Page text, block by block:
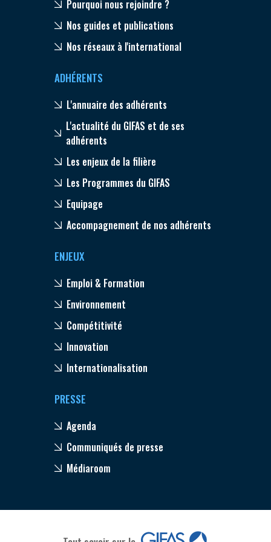
Pourquoi nous rejoindre ?
Nos guides et publications
Nos réseaux à l'international
ADHÉRENTS
L'annuaire des adhérents
L'actualité du GIFAS et de ses
adhérents
Les enjeux de la filière
Les Programmes du GIFAS
Equipage
Accompagnement de nos adhérents
ENJEUX
Emploi & Formation
Environnement
Compétitivité
Innovation
Internationalisation
PRESSE
Agenda
Communiqués de presse
Médiaroom